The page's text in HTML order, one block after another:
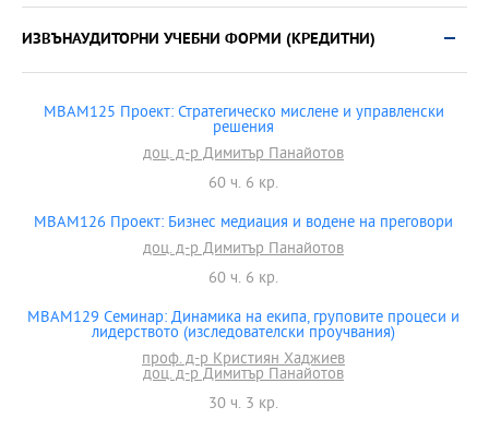
ИЗВЪНАУДИТОРНИ УЧЕБНИ ФОРМИ (КРЕДИТНИ)
MBAM125 Проект: Стратегическо мислене и управленски
решения
доц. д-р Димитър Панайотов
60 ч. 6 кр.
MBAM126 Проект: Бизнес медиация и водене на преговори
доц. д-р Димитър Панайотов
60 ч. 6 кр.
MBAM129 Семинар: Динамика на екипа, груповите процеси и
лидерството (изследователски проучвания)
проф. д-р Кристиян Хаджиев
доц. д-р Димитър Панайотов
30 ч. 3 кр.